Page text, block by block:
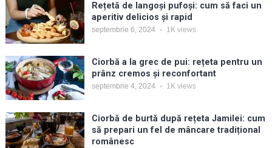
Rețetă de langoși pufoși: cum să faci un
aperitiv delicios și rapid
septembrie 6, 2024 1Kviews
Ciorbă a la grec de pui: rețeta pentru un
prânz cremos și reconfortant
septembrie 4, 2024 1Kviews
Ciorbă de burtă după rețeta Jamilei: cum
să prepari un fel de mâncare tradițional
românesc